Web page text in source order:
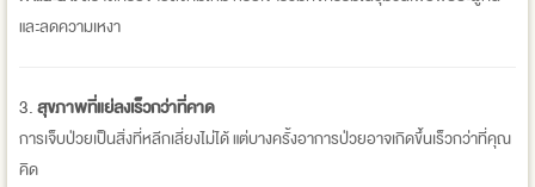
และลดความเหงา
3.สุขภาพที่แย่ลงเร็วกว่าที่คาด
การเจ็บป่วยเป็นสิ่งที่หลีกเลี่ยงไม่ได้ แต่บางครั้งอาการป่วยอาจเกิดขึ้นเร็วกว่าที่คุณ
คิด